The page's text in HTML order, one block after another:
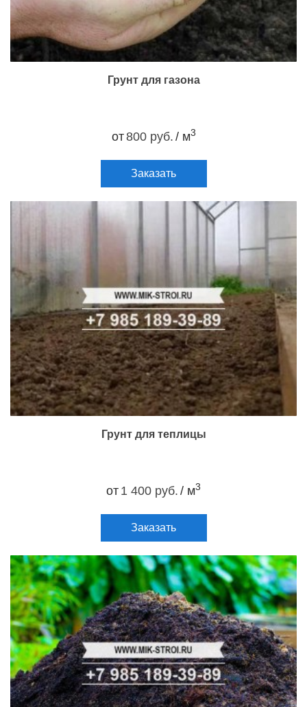
Грунт для газона
от800 руб. / м3
Заказать
Грунт для теплицы
от 1 400 руб. / м3
Заказать